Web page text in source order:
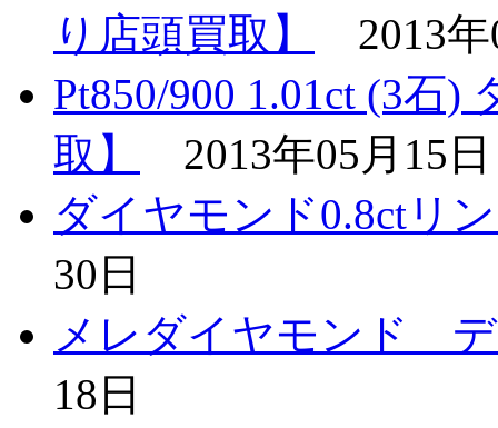
り店頭買取】
2013
Pt850/900 1.01ct (3石
取】
2013年05月15日
ダイヤモンド0.8ctリ
30日
メレダイヤモンド
18日